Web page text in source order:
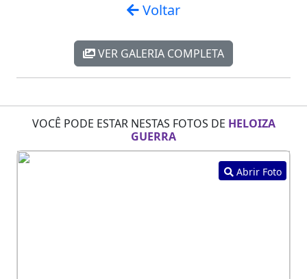
Voltar
VER GALERIA COMPLETA
VOCÊ PODE ESTAR NESTAS FOTOS DE HELOIZA
GUERRA
Abrir Foto